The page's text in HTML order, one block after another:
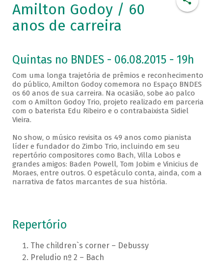
Amilton Godoy / 60
anos de carreira
Quintas no BNDES - 06.08.2015 - 19h
Com uma longa trajetória de prêmios e reconhecimento
do público, Amilton Godoy comemora no Espaço BNDES
os 60 anos de sua carreira. Na ocasião, sobe ao palco
com o Amilton Godoy Trio, projeto realizado em parceria
com o baterista Edu Ribeiro e o contrabaixista Sidiel
Vieira.
No show, o músico revisita os 49 anos como pianista
líder e fundador do Zimbo Trio, incluindo em seu
repertório compositores como Bach, Villa Lobos e
grandes amigos: Baden Powell, Tom Jobim e Vinicius de
Moraes, entre outros. O espetáculo conta, ainda, com a
narrativa de fatos marcantes de sua história.
Repertório
The children`s corner – Debussy
Preludio nº 2 – Bach